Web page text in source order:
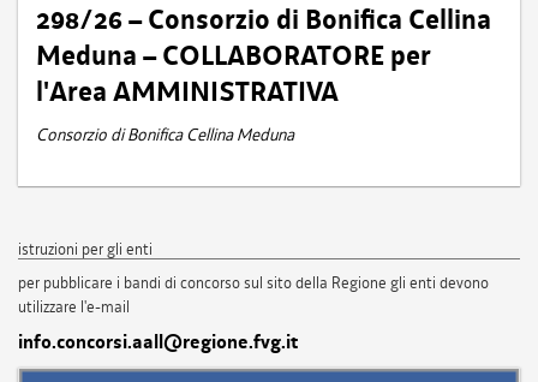
298/26 – Consorzio di Bonifica Cellina
Meduna – COLLABORATORE per
l'Area AMMINISTRATIVA
Consorzio di Bonifica Cellina Meduna
istruzioni per gli enti
per pubblicare i bandi di concorso sul sito della Regione gli enti devono
utilizzare l'e-mail
info.concorsi.aall@regione.fvg.it